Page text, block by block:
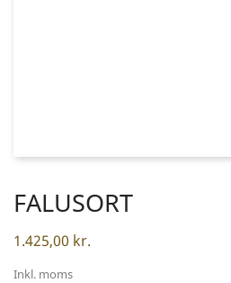
FALUSORT
1.425,00 kr.
Inkl. moms